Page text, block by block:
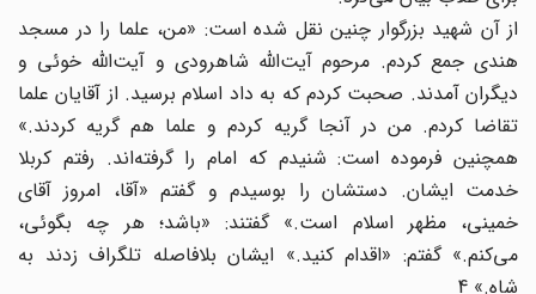
از آن شهید بزرگوار چنین نقل شده است: «من، علما را در مسجد
هندی جمع کردم. مرحوم آیت‌الله شاهرودی و آیت‌الله خوئی و
دیگران آمدند. صحبت کردم که به داد اسلام برسید. از آقایان علما
تقاضا کردم. من در آنجا گریه کردم و علما هم گریه کردند.»
همچنین فرموده است: شنیدم که امام را گرفته‌اند. رفتم کربلا
خدمت ایشان. دستشان را بوسیدم و گفتم «آقا، امروز آقای
خمینی، مظهر اسلام است.» گفتند: «باشد؛ هر چه بگوئی،
می‌کنم.» گفتم: «اقدام کنید.» ایشان بلافاصله تلگراف زدند به
شاه.» 4